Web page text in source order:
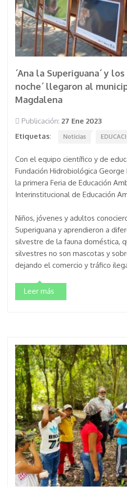
´Ana la Superiguana´ y
noche´ llegaron al
Magdalena
Publicación: 27 Ene 2023
Etiquetas: Noticias
Con el equipo científico y de
Fundación Hidrobiológica
la primera Feria de Educación
Interinstitucional de Educación
Niños, jóvenes y adultos
Superiguana y aprendieron a
silvestre de la fauna doméstica,
silvestres no son mascotas y
dejando el comercio y tráfico
Leer más